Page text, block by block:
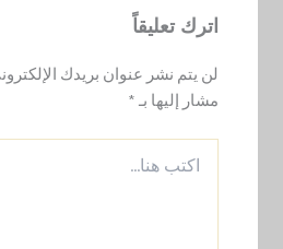
اترك تعليقاً
لن يتم نشر عنوان بريدك
مشار إليها بـ *
هنا...